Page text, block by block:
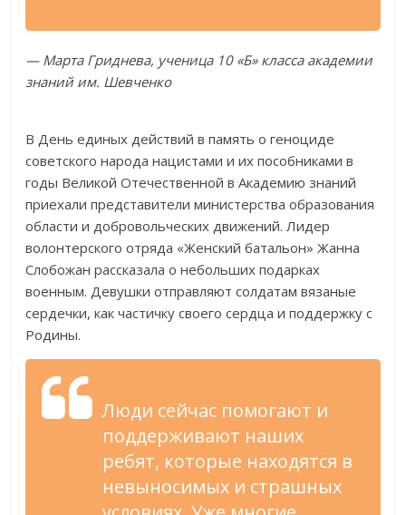
— Марта Гриднева, ученица 10 «Б» класса академии
знаний им. Шевченко
В День единых действий в память о геноциде
советского народа нацистами и их пособниками в
годы Великой Отечественной в Академию знаний
приехали представители министерства образования
области и добровольческих движений. Лидер
волонтерского отряда «Женский батальон» Жанна
Слобожан рассказала о небольших подарках
военным. Девушки отправляют солдатам вязаные
сердечки, как частичку своего сердца и поддержку с
Родины.
Люди сейчас помогают и
поддерживают наших
ребят, которые находятся в
невыносимых и страшных